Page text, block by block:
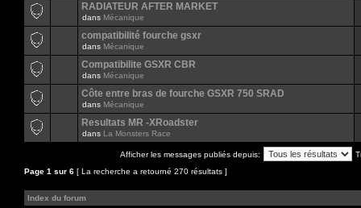
RADIATEUR AFTER MARKET
dans Mécanique
compatibilité fourche gsxr
dans Mécanique
Compatibilite GSXR CBR
dans Mécanique
Côte entre bras de fourche GSXR 750 SRAD
dans Mécanique
Resultats MR -XRoadster
dans La Monsters Race
Afficher les messages publiés depuis:
Page 1 sur 6 [ La recherche a retourné 270 résultats ]
Index du forum